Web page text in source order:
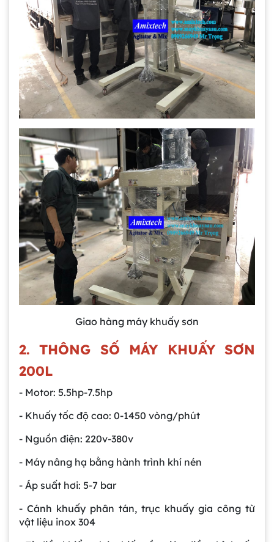
Giao hàng máy khuấy sơn
2. THÔNG SỐ MÁY KHUẤY SƠN
200L
- Motor: 5.5hp-7.5hp
- Khuấy tốc độ cao: 0-1450 vòng/phút
- Nguồn điện: 220v-380v
- Máy nâng hạ bằng hành trình khí nén
- Áp suất hơi: 5-7 bar
- Cánh khuấy phân tán, trục khuấy gia công từ
vật liệu inox 304